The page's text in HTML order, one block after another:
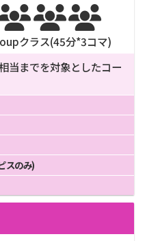

クラス(45分*3コマ)
当までを対象としたコー
754,000
20週間
1,870,000
24週間
2,242,000
728,000
20週間
1,805,000
24週間
2,164,000
333,000
666,000
999,000
20週間
1,650,000
24週間
1,978,000
スのみ)
624,000
20週間
1,545,000
304,000
912,000
16週間
1,206,000
24週間
1,804,000